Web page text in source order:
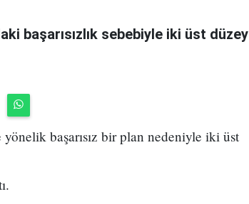
başarısızlık sebebiyle iki üst düzey
başarısız bir plan nedeniyle iki üst